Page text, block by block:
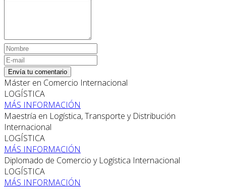
Envía tu comentario
Máster en Comercio Internacional
LOGÍSTICA
MÁS INFORMACIÓN
Maestría en Logística, Transporte y Distribución
Internacional
LOGÍSTICA
MÁS INFORMACIÓN
Diplomado de Comercio y Logística Internacional
LOGÍSTICA
MÁS INFORMACIÓN